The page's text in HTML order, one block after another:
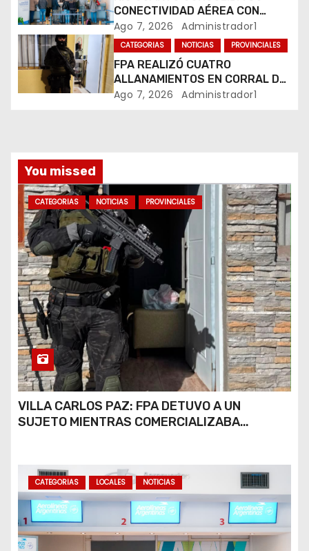
n
t
r
a
a
s
CONECTIVIDAD AÉREA CON
CUATRO VUELOS SEMANALES A
BUENOS AIRES
Ago 7, 2026 Administrador1
CATEGORIAS NOTICIAS PROVINCIALES
FPA REALIZÓ CUATRO
ALLANAMIENTOS EN CORRAL DE
BUSTOS-IFFLINGER
Ago 7, 2026 Administrador1
You missed
CATEGORIAS NOTICIAS PROVINCIALES
VILLA CARLOS PAZ: FPA DETUVO A UN
SUJETO MIENTRAS COMERCIALIZABA
CATEGORIAS LOCALES NOTICIAS